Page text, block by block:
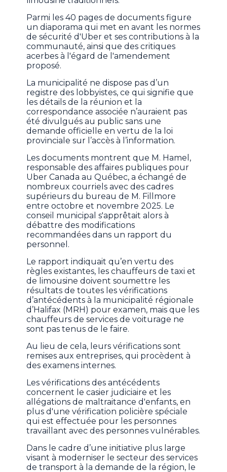
Parmi les 40 pages de documents figure
un diaporama qui met en avant les normes
de sécurité d'Uber et ses contributions à la
communauté, ainsi que des critiques
acerbes à l'égard de l'amendement
proposé.
La municipalité ne dispose pas d’un
registre des lobbyistes, ce qui signifie que
les détails de la réunion et la
correspondance associée n’auraient pas
été divulgués au public sans une
demande officielle en vertu de la loi
provinciale sur l’accès à l’information.
Les documents montrent que M. Hamel,
responsable des affaires publiques pour
Uber Canada au Québec, a échangé de
nombreux courriels avec des cadres
supérieurs du bureau de M. Fillmore
entre octobre et novembre 2025. Le
conseil municipal s'apprêtait alors à
débattre des modifications
recommandées dans un rapport du
personnel.
Le rapport indiquait qu’en vertu des
règles existantes, les chauffeurs de taxi et
de limousine doivent soumettre les
résultats de toutes les vérifications
d’antécédents à la municipalité régionale
d’Halifax (MRH) pour examen, mais que les
chauffeurs de services de voiturage ne
sont pas tenus de le faire.
Au lieu de cela, leurs vérifications sont
remises aux entreprises, qui procèdent à
des examens internes.
Les vérifications des antécédents
concernent le casier judiciaire et les
allégations de maltraitance d'enfants, en
plus d'une vérification policière spéciale
qui est effectuée pour les personnes
travaillant avec des personnes vulnérables.
Dans le cadre d’une initiative plus large
visant à moderniser le secteur des services
de transport à la demande de la région, le